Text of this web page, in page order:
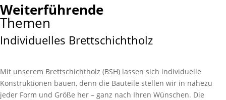
Weiterführende
Themen
Individuelles Brettschichtholz
Mit unserem Brett­schicht­holz (BSH) lassen sich indivi­duelle
Konstruk­tionen bauen, denn die Bau­teile stellen wir in nahezu
jeder Form und Größe her – ganz nach Ihren Wünschen. Die